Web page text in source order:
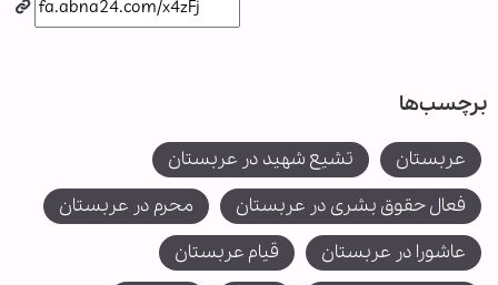
برچسب‌ها
عربستان
تشیع شهید در عربستان
فعال حقوق بشری در عربستان
محرم در عربستان
عاشورا در عربستان
قیام عربستان